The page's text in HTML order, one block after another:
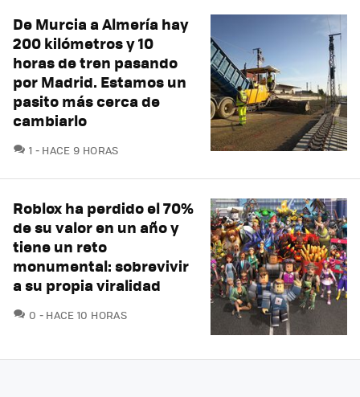
De Murcia a Almería hay
200 kilómetros y 10
horas de tren pasando
por Madrid. Estamos un
pasito más cerca de
cambiarlo
1 COMENTARIOS
HACE 9 HORAS
Roblox ha perdido el 70%
de su valor en un año y
tiene un reto
monumental: sobrevivir
a su propia viralidad
0 COMENTARIOS
HACE 10 HORAS